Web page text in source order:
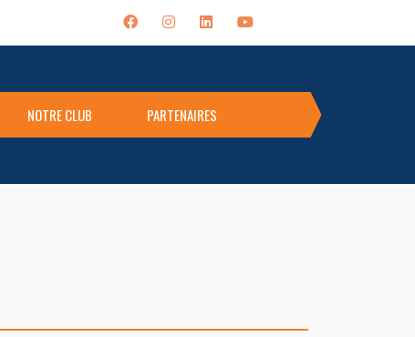
NOTRE CLUB PARTENAIRES